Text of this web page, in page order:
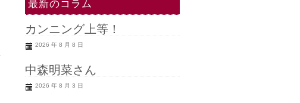
最新のコラム
カンニング上等！
2026 年 8 月 8 日
中森明菜さん
2026 年 8 月 3 日